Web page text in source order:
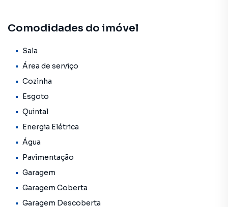
Padre Anchieta, o acesso rápido às rodovias Anhanguera,
acessível. Ligue já e agende uma visita com um de nossos
corretores! CRECI 25359J **OBS: Os imóveis constantes
valores, bem como a disponibilidade. Reservamos o
direito de qualquer erro de digitação.
Comodidades do imóvel
Sala
Área de serviço
Cozinha
Esgoto
Quintal
Energia Elétrica
Água
Pavimentação
Garagem
Garagem Coberta
Garagem Descoberta